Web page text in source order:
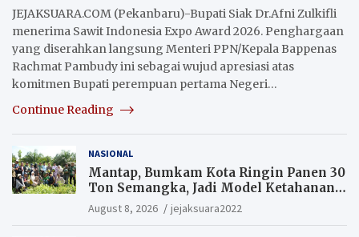
JEJAKSUARA.COM (Pekanbaru)-Bupati Siak Dr.Afni Zulkifli
menerima Sawit Indonesia Expo Award 2026. Penghargaan
yang diserahkan langsung Menteri PPN/Kepala Bappenas
Rachmat Pambudy ini sebagai wujud apresiasi atas
komitmen Bupati perempuan pertama Negeri…
Continue Reading
NASIONAL
Mantap, Bumkam Kota Ringin Panen 30
Ton Semangka, Jadi Model Ketahanan
Pangan Siak.
August 8, 2026 jejaksuara2022